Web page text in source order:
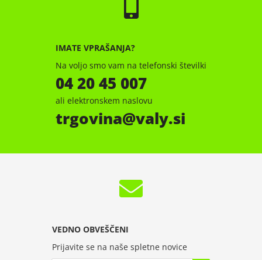
IMATE VPRAŠANJA?
Na voljo smo vam na telefonski številki
04 20 45 007
ali elektronskem naslovu
trgovina valy.si
VEDNO OBVEŠČENI
Prijavite se na naše spletne novice